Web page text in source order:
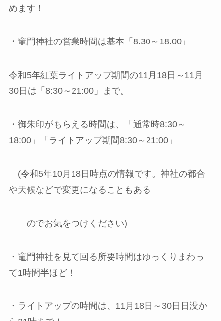
めます！
・竈⾨神社の営業時間は基本「8:30～18:00」
令和5年紅葉ライトアップ期間の11月18日～11月
30日は「8:30～21:00」まで。
・御朱印がもらえる時間は、「通常時8:30～
18:00」「ライトアップ期間8:30～21:00」
(令和5年10月18日時点の情報です。神社の都合
や天候などで変更になることもある
のでお気をつけください)
・竈⾨神社を⾒て回る所要時間はゆっくりまわっ
て1時間半ほど！
・ライトアップの時間は、11月18日～30日日没か